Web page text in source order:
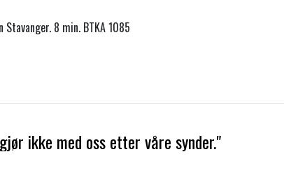
8 min. BTKA 1085
ikke med oss etter våre synder."